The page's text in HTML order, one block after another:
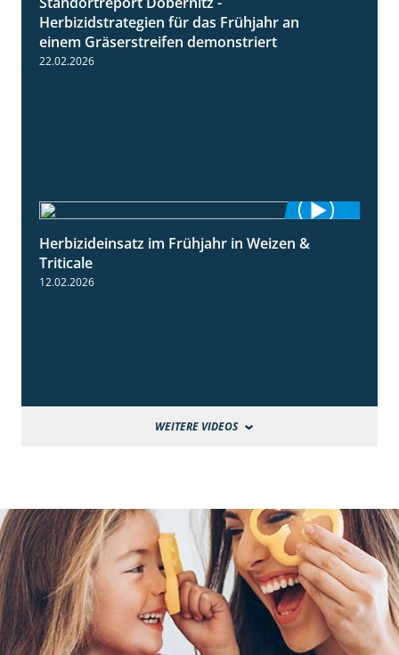
Herbizidstrategien für das Frühjahr an
einem Gräserstreifen demonstriert
22.02.2026
2:39
Herbizideinsatz im Frühjahr in Weizen &
Triticale
12.02.2026
WEITERE VIDEOS